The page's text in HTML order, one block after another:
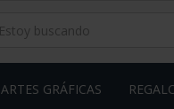
ARTES GRÁFICAS